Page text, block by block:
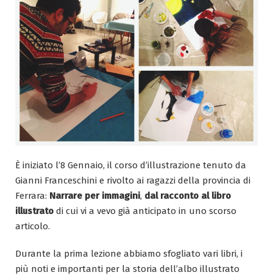
È iniziato l’8 Gennaio, il corso d’illustrazione tenuto da
Gianni Franceschini e rivolto ai ragazzi della provincia di
Ferrara: Narrare per immagini, dal racconto al libro
illustrato di cui vi a vevo già anticipato in uno scorso
articolo.
Durante la prima lezione abbiamo sfogliato vari libri, i
più noti e importanti per la storia dell’albo illustrato